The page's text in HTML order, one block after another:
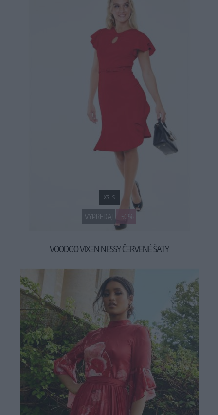
VÝPREDAJ -50%
XS S
VOODOO VIXEN NESSY ČERVENÉ ŠATY
29,90 €